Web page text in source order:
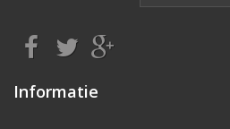
Informatie